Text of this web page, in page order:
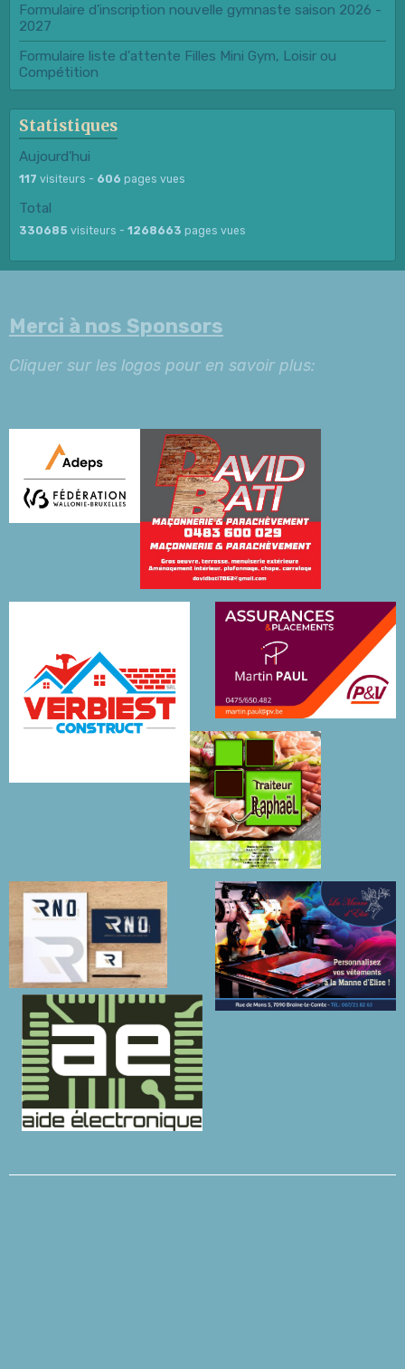
Formulaire d'inscription nouvelle gymnaste saison 2026 -
2027
Formulaire liste d'attente Filles Mini Gym, Loisir ou
Compétition
Statistiques
Aujourd'hui
117 visiteurs - 606 pages vues
Total
330685 visiteurs - 1268663 pages vues
Merci à nos Sponsors
Cliquer sur les logos pour en savoir plus: